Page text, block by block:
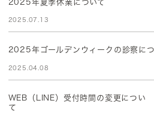
2025年夏季休業について
2025.07.13
2025年ゴールデンウィークの診察に
2025.04.08
WEB（LINE）受付時間の変更につい
て